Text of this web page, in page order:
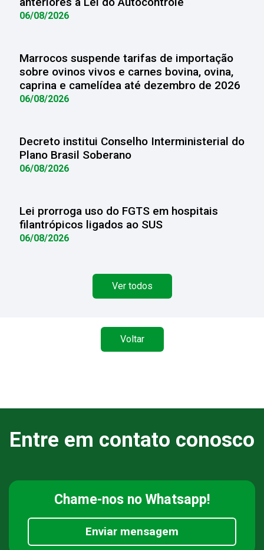
06/08/2026
Marrocos suspende tarifas de importação
sobre ovinos vivos e carnes bovina, ovina,
caprina e camelídea até dezembro de 2026
06/08/2026
Decreto institui Conselho Interministerial do
Plano Brasil Soberano
06/08/2026
Lei prorroga uso do FGTS em hospitais
filantrópicos ligados ao SUS
06/08/2026
Ver todos
Voltar
Entre em contato conosco
Chame-nos no Whatsapp!
Enviar mensagem